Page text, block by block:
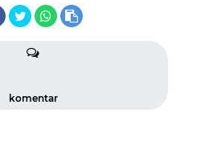
komentar